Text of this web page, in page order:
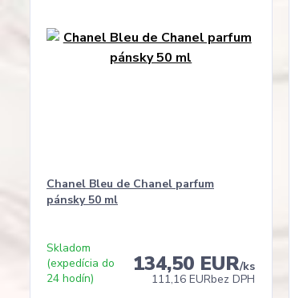
Chanel Bleu de Chanel parfum
pánsky 50 ml
134,50 EUR/ks
111,16 EURbez DPH
Skladom
(expedícia do
24 hodín)